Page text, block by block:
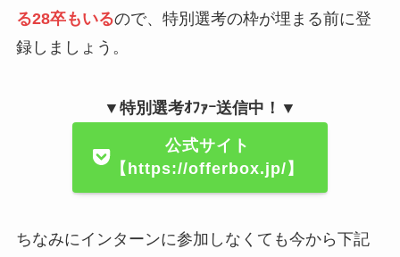
る28卒もいるので、特別選考の枠が埋まる前に登
録しましょう。
▼特別選考ｵﾌｧｰ送信中！▼
公式サイト
【https://offerbox.jp/】
ちなみにインターンに参加しなくても今から下記